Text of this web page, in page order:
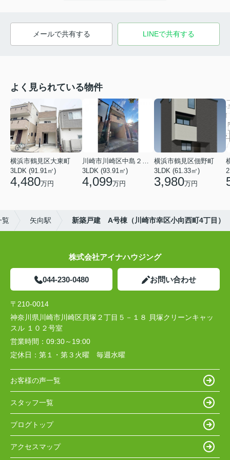
メールで共有する LINEで共有する
よく見られている物件
横浜市鶴見区大東町
3LDK (91.91㎡)
4,480万円
川崎市川崎区中島２丁目
3LDK (93.91㎡)
4,099万円
横浜市鶴見区佃野町
3LDK (61.33㎡)
3,980万円
覧 矢向駅 新築戸建 A号棟（川崎市幸区小向西町4丁目）
株式会社アイナハウジング
044-230-0480 お問い合わせ
〒210-0014
神奈川県川崎市川崎区貝塚２丁目５－１８ 貝塚クリーンキャッ
スル １０２号室
営業時間： 09:30～19:00
定休日： 第１・第３火曜 毎週水曜
お客様の声一覧
スタッフ一覧
ブログトップ
アクセスマップ